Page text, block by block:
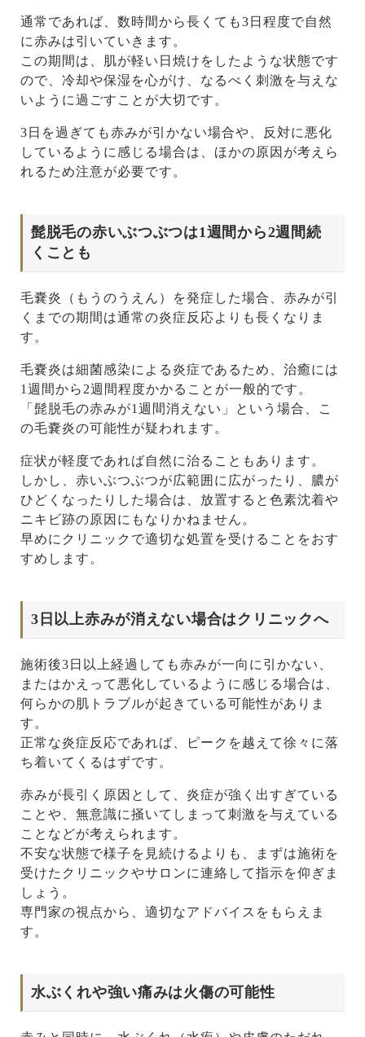
通常であれば、数時間から長くても3日程度で自然
に赤みは引いていきます。
この期間は、肌が軽い日焼けをしたような状態です
ので、冷却や保湿を心がけ、なるべく刺激を与えな
いように過ごすことが大切です。
3日を過ぎても赤みが引かない場合や、反対に悪化
しているように感じる場合は、ほかの原因が考えら
れるため注意が必要です。
髭脱毛の赤いぶつぶつは1週間から2週間続
くことも
毛嚢炎（もうのうえん）を発症した場合、赤みが引
くまでの期間は通常の炎症反応よりも長くなりま
す。
毛嚢炎は細菌感染による炎症であるため、治癒には
1週間から2週間程度かかることが一般的です。
「髭脱毛の赤みが1週間消えない」という場合、こ
の毛嚢炎の可能性が疑われます。
症状が軽度であれば自然に治ることもあります。
しかし、赤いぶつぶつが広範囲に広がったり、膿が
ひどくなったりした場合は、放置すると色素沈着や
ニキビ跡の原因にもなりかねません。
早めにクリニックで適切な処置を受けることをおす
すめします。
3日以上赤みが消えない場合はクリニックへ
施術後3日以上経過しても赤みが一向に引かない、
またはかえって悪化しているように感じる場合は、
何らかの肌トラブルが起きている可能性がありま
す。
正常な炎症反応であれば、ピークを越えて徐々に落
ち着いてくるはずです。
赤みが長引く原因として、炎症が強く出すぎている
ことや、無意識に掻いてしまって刺激を与えている
ことなどが考えられます。
不安な状態で様子を見続けるよりも、まずは施術を
受けたクリニックやサロンに連絡して指示を仰ぎま
しょう。
専門家の視点から、適切なアドバイスをもらえま
す。
水ぶくれや強い痛みは火傷の可能性